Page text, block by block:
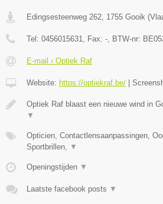
Edingsesteenweg 262 1755 Gooik (
Tel: 0456015631 , Fax: - , BTW-nr:
E-mail › Optiek Raf
Website: https://optiekraf.be/ |
Optiek Raf blaast een nieuwe wind in
▼
Opticien, Contactlensaanpassingen,
Sportbrillen,
▼
Openingstijden ▼
Laatste facebook posts ▼